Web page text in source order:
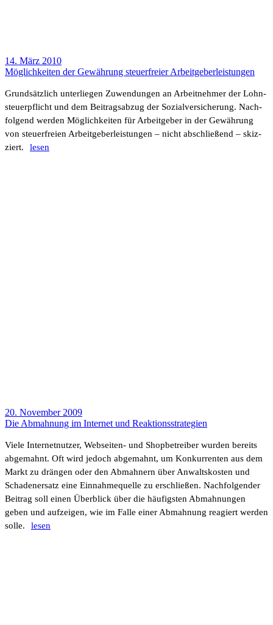
14. März 2010
Möglich­keiten der Gewäh­rung steu­er­freier Arbeit­ge­ber­leis­tungen
Grund­sätz­lich unter­liegen Zuwen­dungen an Arbeit­nehmer der Lohn­
steu­er­pflicht und dem Beitrags­abzug der Sozi­al­ver­si­che­rung. Nach­
fol­gend werden Möglich­keiten für Arbeit­geber in der Gewäh­rung
von steu­er­freien Arbeit­ge­ber­leis­tungen – nicht abschlie­ßend – skiz­
ziert.
lesen
20. November 2009
Die Abmah­nung im Internet und Reak­ti­ons­stra­te­gien
Viele Inter­net­nutzer, Webseiten- und Shop­be­treiber wurden bereits
abge­mahnt. Oft wird jedoch abge­mahnt, um Konkur­renten aus dem
Markt zu drängen oder den Abmah­nern über Anwalts­kosten und
Scha­den­er­satz eine Einnah­me­quelle zu erschließen. Nach­fol­gender
Beitrag soll einen Über­blick über die häufigsten Abmah­nungen
geben und aufzeigen, wie im Falle einer Abmah­nung reagiert werden
solle.
lesen